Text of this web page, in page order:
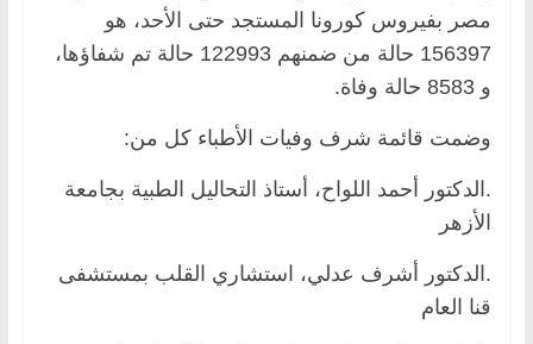
مصر بفيروس كورونا المستجد حتى الأحد، هو
156397 حالة من ضمنهم 122993 حالة تم شفاؤها،
و 8583 حالة وفاة.
وضمت قائمة شرف وفيات الأطباء كل من:
.الدكتور أحمد اللواح، أستاذ التحاليل الطبية بجامعة
الأزهر
.الدكتور أشرف عدلي، استشاري القلب بمستشفى
قنا العام